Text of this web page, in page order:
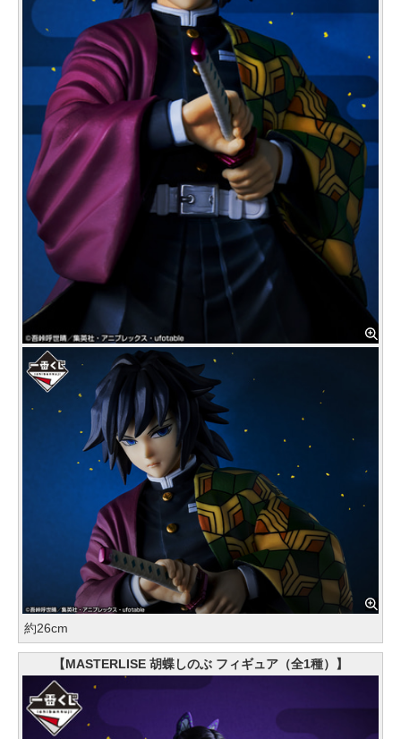
約26cm
【MASTERLISE 胡蝶しのぶ フィギュア（全1種）】